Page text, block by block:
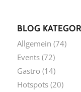
BLOG
Allgemein (74)
Events(72)
Gastro (14)
Hotspots(20)